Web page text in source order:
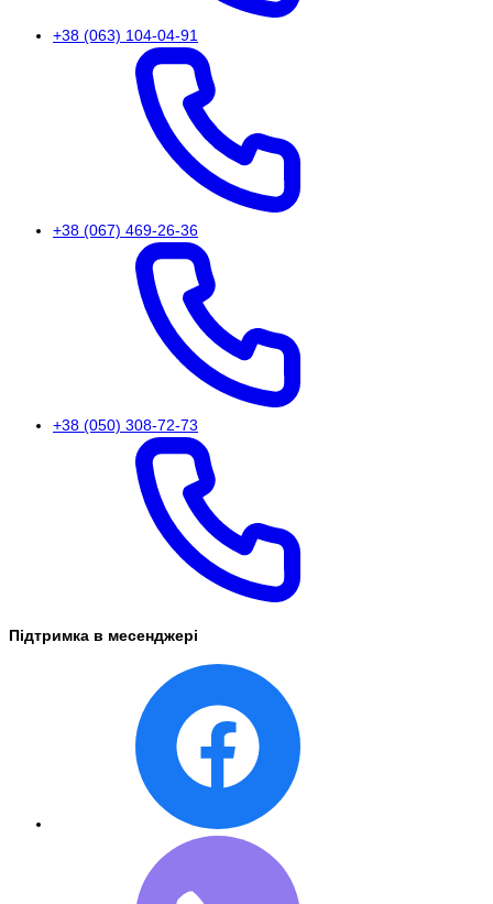
+38 (063) 104-04-91
+38 (067) 469-26-36
+38 (050) 308-72-73
Підтримка в месенджері